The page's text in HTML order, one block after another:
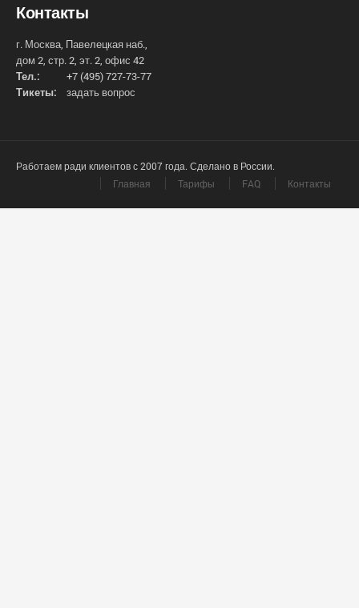
Контакты
г. Москва, Павелецкая наб.,
дом 2, стр. 2, эт. 2, офис 42
Тел.:
+7 (495) 727-73-77
Тикеты:
задать вопрос
Работаем ради клиентов с 2007 года. Сделано в России.
Главная
Тарифы FAQ Контакты